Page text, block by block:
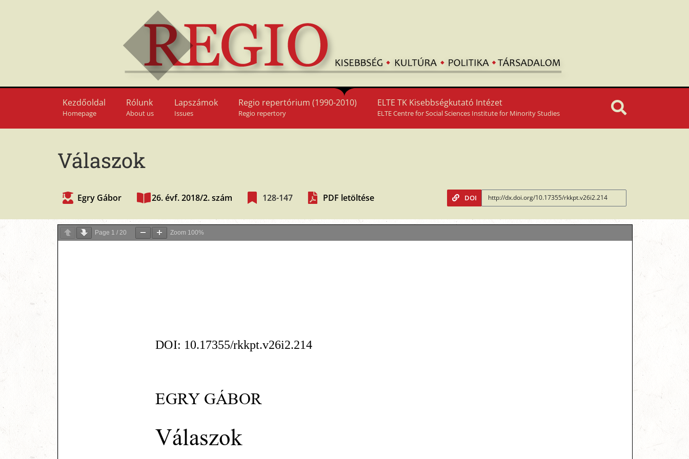
Kezdőoldal
Homepage
Rólunk
About us
Lapszámok
Issues
Regio repertórium (1990-2010)
Regio repertory
ELTE TK Kisebbségkutató Intézet
ELTE Centre for Social Sciences Institute for Minority Studies
Válaszok
Egry Gábor 26. évf. 2018/2. szám 128-147 PDF letöltése DOI
Page 1 / 20 Zoom 100%